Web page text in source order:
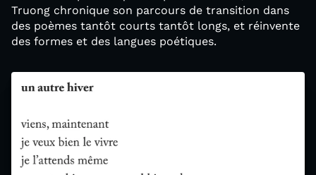
Truong chronique son parcours de transition dans
des poèmes tantôt courts tantôt longs, et réinvente
des formes et des langues poétiques.